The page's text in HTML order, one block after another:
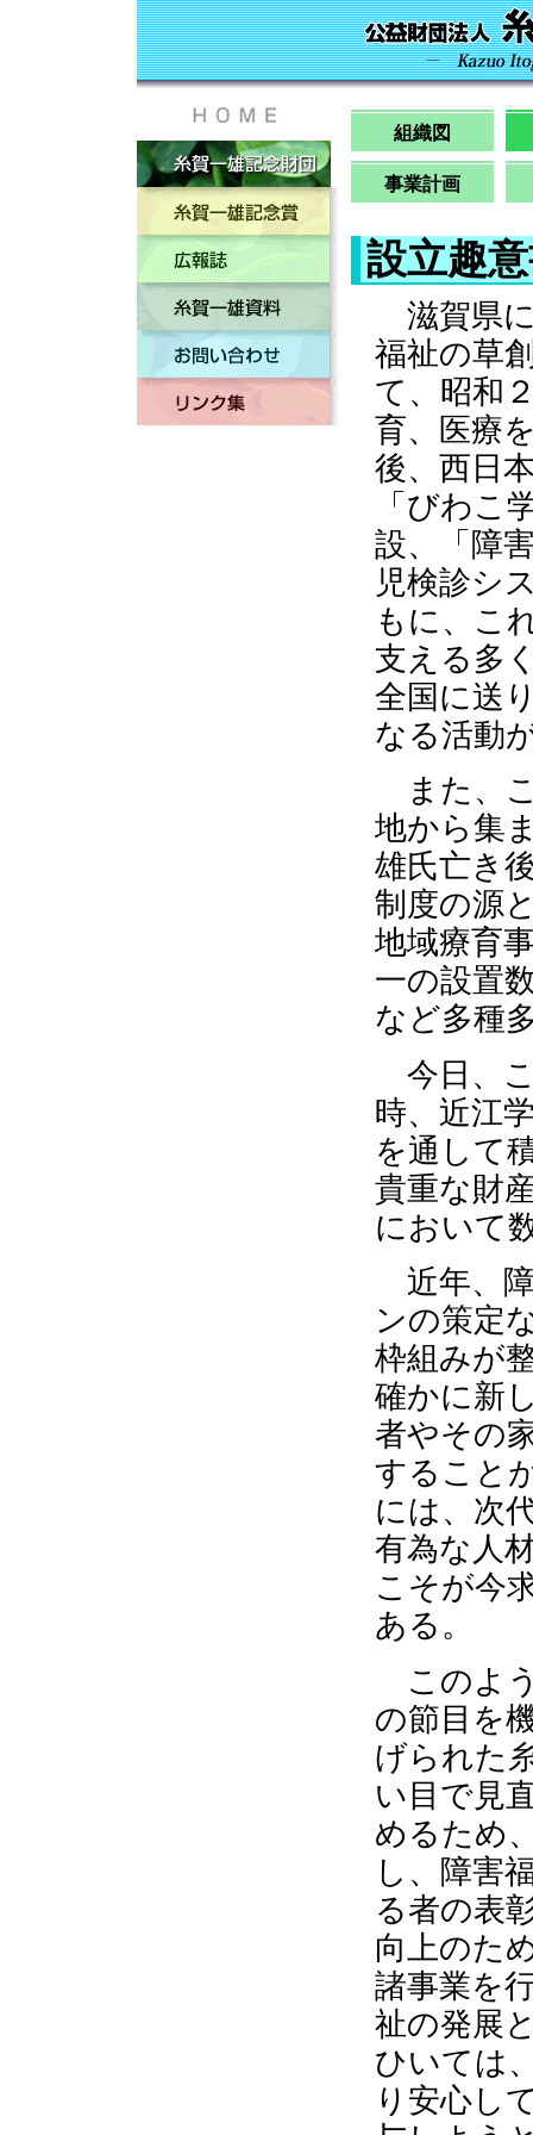
組織図
事業計画
設立趣
滋賀県
福祉の草
て、昭和
育、医療
後、西日
「びわこ
設、「障
児検診シ
もに、こ
支える多
全国に送
なる活動
また、
地から集
雄氏亡き
制度の源
地域療育
一の設置
など多種
今日、
時、近江
を通して
貴重な財
において
近年、
ンの策定
枠組みが
確かに新
者やその
すること
には、次
有為な人
こそが今
ある。
このよ
の節目を
げられた
い目で見
めるため
し、障害
る者の表
向上のた
諸事業を
祉の発展
ひいては
り安心し